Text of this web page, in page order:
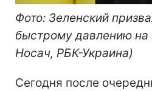
Фото: Зеленский
быстрому давлению на
Носач, РБК-Украина)
Сегодня после